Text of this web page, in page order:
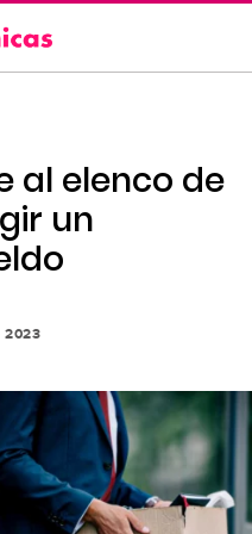
al elenco de
un
2023